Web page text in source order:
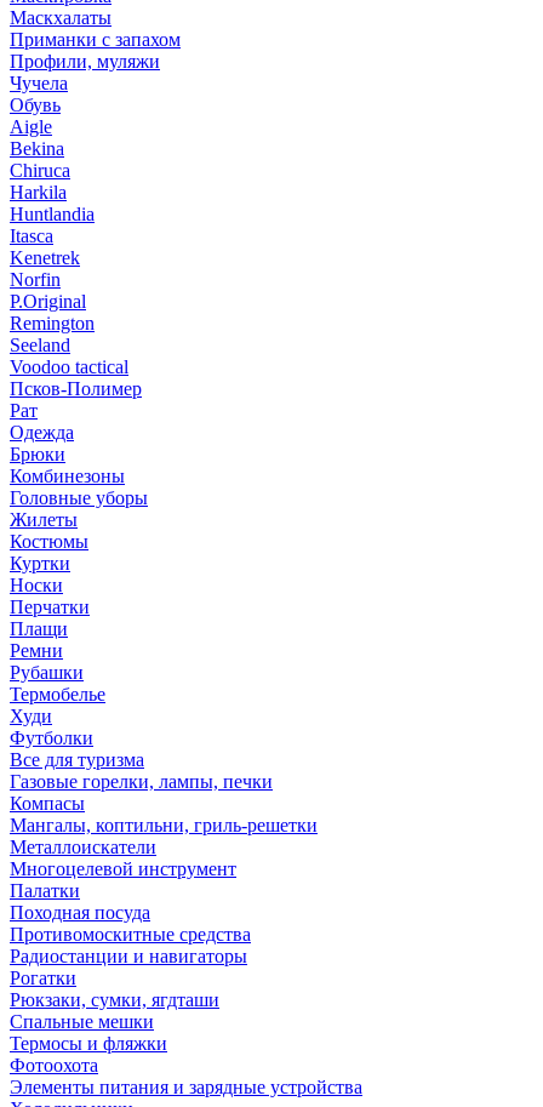
Маскхалаты
Приманки с запахом
Профили, муляжи
Чучела
Обувь
Aigle
Bekina
Chiruсa
Harkila
Huntlandia
Itasca
Kenetrek
Norfin
P.Original
Remington
Seeland
Voodoo tactical
Псков-Полимер
Рат
Одежда
Брюки
Комбинезоны
Головные уборы
Жилеты
Костюмы
Куртки
Носки
Перчатки
Плащи
Ремни
Рубашки
Термобелье
Худи
Футболки
Все для туризма
Газовые горелки, лампы, печки
Компасы
Мангалы, коптильни, гриль-решетки
Металлоискатели
Многоцелевой инструмент
Палатки
Походная посуда
Противомоскитные средства
Радиостанции и навигаторы
Рогатки
Рюкзаки, сумки, ягдташи
Спальные мешки
Термосы и фляжки
Фотоохота
Элементы питания и зарядные устройства